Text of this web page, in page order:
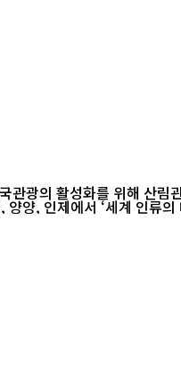
광의 활성화를 위해 산
인근 속초, 양양, 인제에서 ‘